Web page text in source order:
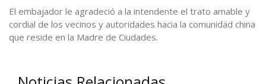
El embajador le agradeció a la intendente el trato amable y
cordial de los vecinos y autoridades hacia la comunidad china
que reside en la Madre de Ciudades.